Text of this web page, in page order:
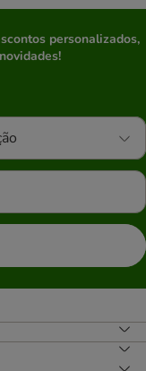
personalizados,